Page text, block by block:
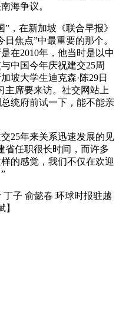
海争议。
在新加坡《联合早报》
焦点”中最重要的那个。
在2010年，他当时是以中
中国今年庆祝建交25周
坡大学生迪克森·陈29日
主席要来访。社交网站上
统府前试一下，能不能亲
年来关系迅速发展的见
省任职很长时间，而许多
的感觉，我们不仅在欢迎
子 俞懿春 环球时报驻越